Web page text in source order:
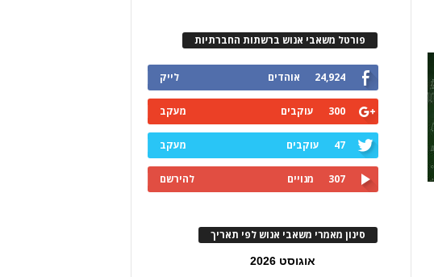
פורטל משאבי אנוש ברשתות החברתיות
24,924 אוהדים לייק
300 עוקבים מעקב
47 עוקבים מעקב
307 מנויים להירשם
סינון מאמרי משאבי אנוש לפי תאריך
אוגוסט 2026